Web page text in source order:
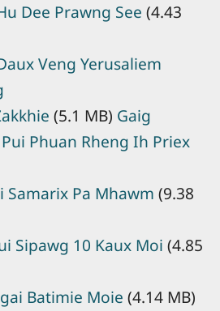
Dee Prawng See (4.43
Veng Yerusaliem
(5.1 MB) Gaig
Pui Phuan Rheng Ih Priex
Samarix Pa Mhawm (9.38
Sipawg 10 Kaux Moi (4.85
Batimie Moie (4.14 MB)